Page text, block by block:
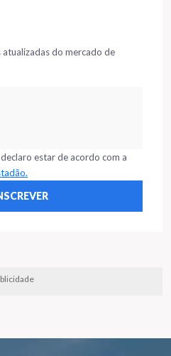
atualizadas do mercado de
estar de acordo com a